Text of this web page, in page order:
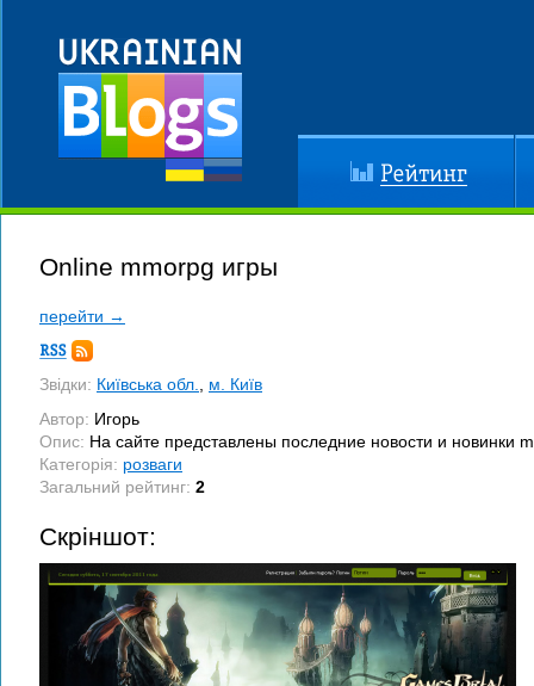
Рейтинг
Online mmorpg игры
перейти →
Підписка
Звідки: Київська обл.
м. Київ
Автор: Игорь
Опис: На сайте представлены последние новости и новинки
Категорія: розваги
Загальний рейтинг: 2
Скріншот: